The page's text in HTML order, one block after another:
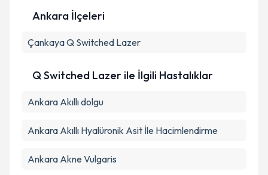
Ankara İlçeleri
ÇankayaQ Switched Lazer
Q Switched Lazer ile İlgili Hastalıklar
Ankara Akıllı dolgu
Ankara Akıllı Hyalüronik Asit İle Hacimlendirme
Ankara Akne Vulgaris